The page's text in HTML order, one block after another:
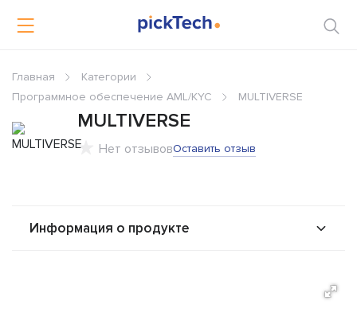
Главная
Категории
Программное обеспечение AML/KYC
MULTIVERSE
MULTIVERSE
Нет отзывовОставить отзыв
Информация о продукте